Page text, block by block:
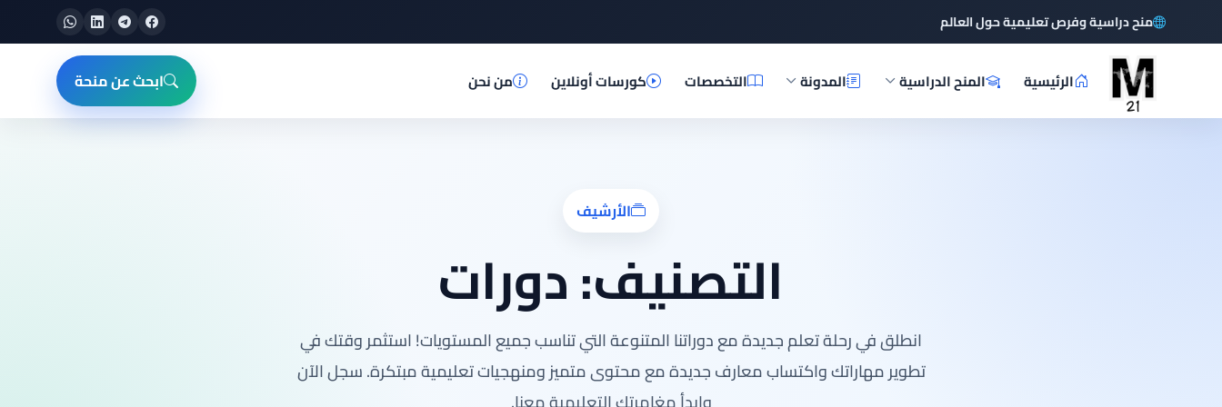
منح دراسية وفرص تعليمية حول العالم
الرئيسية المنح الدراسية المدونة التخصصات كورسات أونلاين من نحن ابحث عن منحة
الأرشيف
التصنيف:دورات
انطلق في رحلة تعلم جديدة مع دوراتنا المتنوعة التي تناسب جميع المستويات! استثمر وقتك في
تطوير مهاراتك واكتساب معارف جديدة مع محتوى متميز ومنهجيات تعليمية مبتكرة. سجل الآن